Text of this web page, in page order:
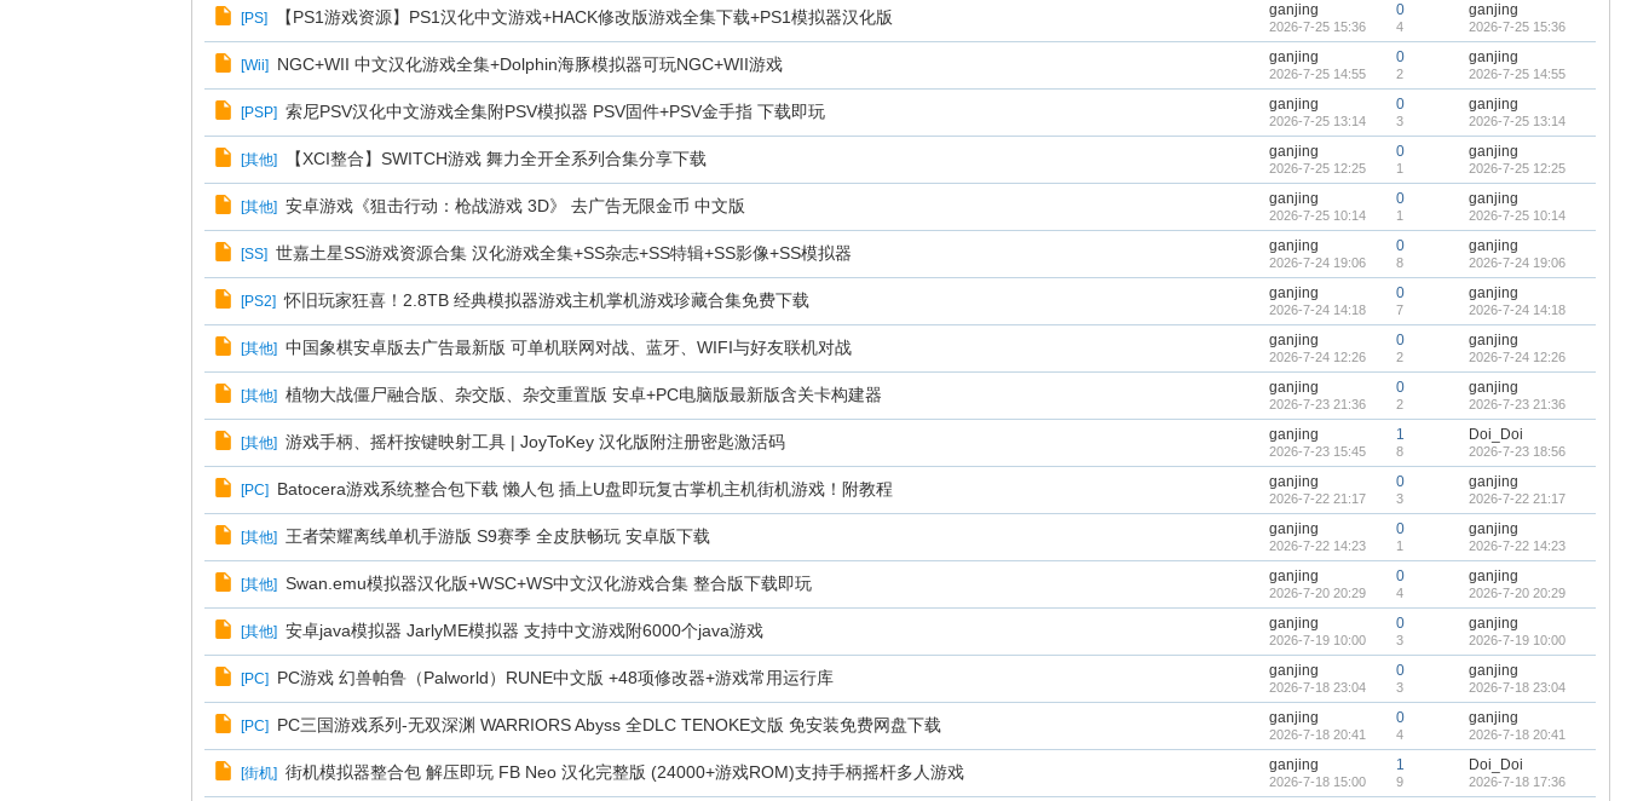
[PS] 【PS1游戏资源】PS1汉化中文游戏+HACK修改版游戏全集下载+PS1模拟器汉化版 ganjing
2026-7-25 15:36
0
4
ganjing
2026-7-25 15:36
[Wii] NGC+WII 中文汉化游戏全集+Dolphin海豚模拟器可玩NGC+WII游戏 ganjing
2026-7-25 14:55
0
2
ganjing
2026-7-25 14:55
[PSP] 索尼PSV汉化中文游戏全集附PSV模拟器 PSV固件+PSV金手指 下载即玩 ganjing
2026-7-25 13:14
0
3
ganjing
2026-7-25 13:14
[其他] 【XCI整合】SWITCH游戏 舞力全开全系列合集分享下载 ganjing
2026-7-25 12:25
0
1
ganjing
2026-7-25 12:25
[其他] 安卓游戏《狙击行动：枪战游戏 3D》 去广告无限金币 中文版 ganjing
2026-7-25 10:14
0
1
ganjing
2026-7-25 10:14
[SS] 世嘉土星SS游戏资源合集 汉化游戏全集+SS杂志+SS特辑+SS影像+SS模拟器 ganjing
2026-7-24 19:06
0
8
ganjing
2026-7-24 19:06
[PS2] 怀旧玩家狂喜！2.8TB 经典模拟器游戏主机掌机游戏珍藏合集免费下载 ganjing
2026-7-24 14:18
0
7
ganjing
2026-7-24 14:18
[其他] 中国象棋安卓版去广告最新版 可单机联网对战、蓝牙、WIFI与好友联机对战 ganjing
2026-7-24 12:26
0
2
ganjing
2026-7-24 12:26
[其他] 植物大战僵尸融合版、杂交版、杂交重置版 安卓+PC电脑版最新版含关卡构建器 ganjing
2026-7-23 21:36
0
2
ganjing
2026-7-23 21:36
[其他] 游戏手柄、摇杆按键映射工具 | JoyToKey 汉化版附注册密匙激活码 ganjing
2026-7-23 15:45
1
8
Doi_Doi
2026-7-23 18:56
[PC] Batocera游戏系统整合包下载 懒人包 插上U盘即玩复古掌机主机街机游戏！附教程 ganjing
2026-7-22 21:17
0
3
ganjing
2026-7-22 21:17
[其他] 王者荣耀离线单机手游版 S9赛季 全皮肤畅玩 安卓版下载 ganjing
2026-7-22 14:23
0
1
ganjing
2026-7-22 14:23
[其他] Swan.emu模拟器汉化版+WSC+WS中文汉化游戏合集 整合版下载即玩 ganjing
2026-7-20 20:29
0
4
ganjing
2026-7-20 20:29
[其他] 安卓java模拟器 JarlyME模拟器 支持中文游戏附6000个java游戏 ganjing
2026-7-19 10:00
0
3
ganjing
2026-7-19 10:00
[PC] PC游戏 幻兽帕鲁（Palworld）RUNE中文版 +48项修改器+游戏常用运行库 ganjing
2026-7-18 23:04
0
3
ganjing
2026-7-18 23:04
[PC] PC三国游戏系列-无双深渊 WARRIORS Abyss 全DLC TENOKE文版 免安装免费网盘下载 ganjing
2026-7-18 20:41
0
4
ganjing
2026-7-18 20:41
[街机] 街机模拟器整合包 解压即玩 FB Neo 汉化完整版 (24000+游戏ROM)支持手柄摇杆多人游戏 ganjing
2026-7-18 15:00
1
9
Doi_Doi
2026-7-18 17:36